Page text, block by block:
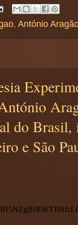
, António
do
e São